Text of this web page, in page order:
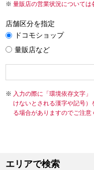
量販店の営業状況については
店舗区分を指定
ドコモショップ
量販店など
入力の際に「環境依存文字
けないとされる漢字や記号
る場合がありますのでご注意
エリアで検索